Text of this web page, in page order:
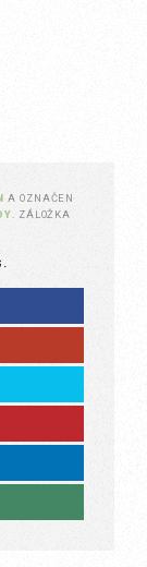
A OZNAČEN
. ZÁLOŽKA